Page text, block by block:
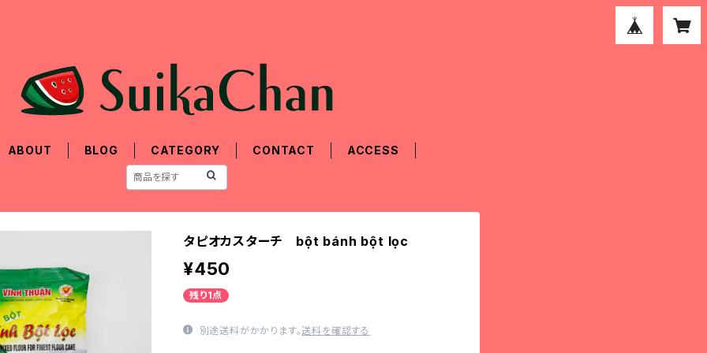
ABOUT BLOG CATEGORY CONTACT ACCESS
タピオカスターチ bột bánh bột lọc
¥450
残り1点
別途送料がかかります。送料を確認する